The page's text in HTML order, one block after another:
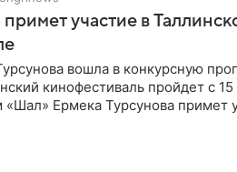
участие в
вошла в конкурсную
кинофестиваль пройдет с
Ермека Турсунова примет